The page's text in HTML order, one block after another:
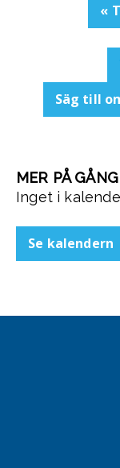
«
Säg till
MER PÅ GÅNG
Inget i
Se kalendern